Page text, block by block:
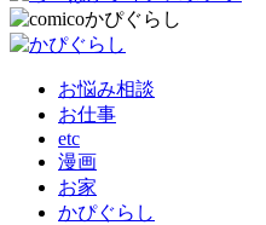
お悩み相談
お仕事
etc
漫画
お家
かぴぐらし